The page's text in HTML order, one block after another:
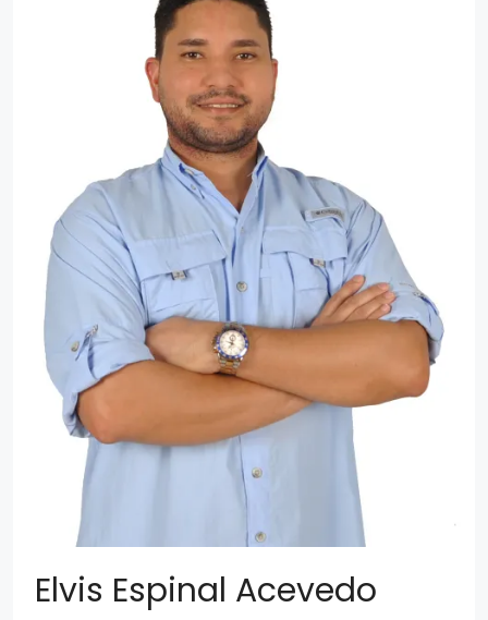
Elvis Espinal Acevedo